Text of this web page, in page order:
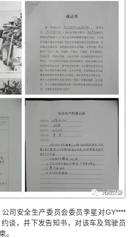
司安全生产委员会委员李星对GY****
谈，并下发告知书，对该车及驾驶员
。